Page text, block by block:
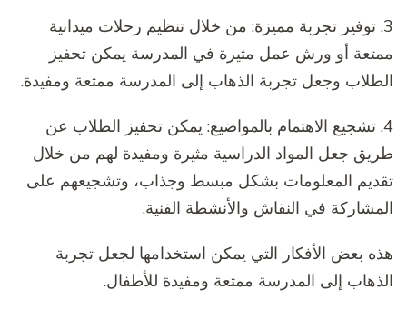
3. توفير تجربة مميزة: من خلال تنظيم رحلات ميدانية
ممتعة أو ورش عمل مثيرة في المدرسة يمكن تحفيز
الطلاب وجعل تجربة الذهاب إلى المدرسة ممتعة ومفيدة.
4. تشجيع الاهتمام بالمواضيع: يمكن تحفيز الطلاب عن
طريق جعل المواد الدراسية مثيرة ومفيدة لهم من خلال
تقديم المعلومات بشكل مبسط وجذاب، وتشجيعهم على
المشاركة في النقاش والأنشطة الفنية.
هذه بعض الأفكار التي يمكن استخدامها لجعل تجربة
الذهاب إلى المدرسة ممتعة ومفيدة للأطفال.